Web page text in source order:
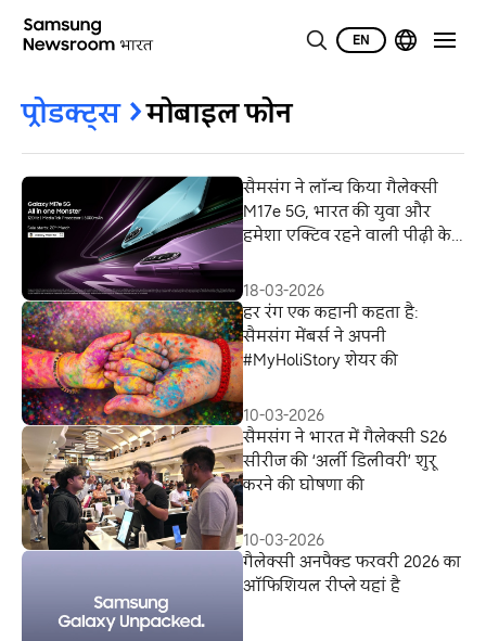
EN
प्रोडक्ट्स मोबाइल फोन
सैमसंग ने लॉन्च किया गैलेक्सी
M17e 5G, भारत की युवा और
हमेशा एक्टिव रहने वाली पीढ़ी के
नया रूप
18-03-2026
हर रंग एक कहानी कहता है:
सैमसंग मेंबर्स ने अपनी
#MyHoliStory शेयर की
10-03-2026
सैमसंग ने भारत में गैलेक्सी S26
सीरीज की ‘अर्ली डिलीवरी’ शुरू
करने की घोषणा की
10-03-2026
गैलेक्सी अनपैक्ड फरवरी 2026 का
ऑफिशियल रीप्ले यहां है